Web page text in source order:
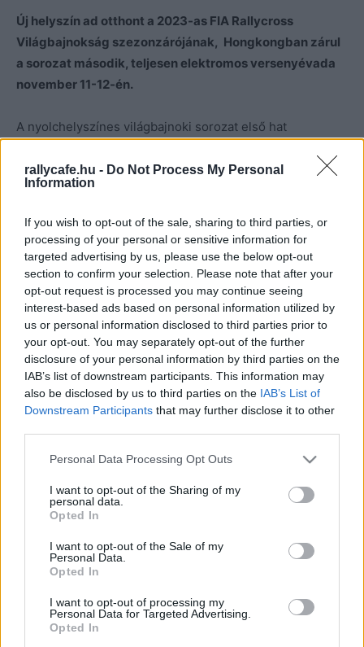
rallycafe.hu - Do Not Process My Personal
Information
If you wish to opt-out of the sale, sharing to third parties, or
processing of your personal or sensitive information for
targeted advertising by us, please use the below opt-out
section to confirm your selection. Please note that after your
opt-out request is processed you may continue seeing
interest-based ads based on personal information utilized by
us or personal information disclosed to third parties prior to
your opt-out. You may separately opt-out of the further
disclosure of your personal information by third parties on the
IAB’s list of downstream participants. This information may
also be disclosed by us to third parties on the IAB’s List of
Downstream Participants that may further disclose it to other
Please note that this website/app uses one or more Google
not limited to your visit or usage behaviour. You may click to
grant or deny consent to Google and its third-party tags to
use your data for below specified purposes in below Google
consent section.
Personal Data Processing Opt Outs
I want to opt-out of the Sharing of my
personal data.
Opted In
I want to opt-out of the Sale of my
Personal Data.
Opted In
I want to opt-out of processing my
Personal Data for Targeted Advertising.
Opted In
Új helyszín ad otthont a 2023-as FIA Rallycross
Világbajnokság szezonzárójának, Hongkongban zárul
a sorozat második, teljesen elektromos versenyévada
november 11-12-én.
A nyolchelyszínes világbajnoki sorozat első hat
kontinenseken átívelő utazásra a mezőny. A szezon
utolsó előtt hétvégéjén Dél-Afrikába, Cape Town-ba
A szezonzáró helyszínéről eddgi annyit lehetett tudni,
hogy az FIA Ázsiát vette célba, és a választás végül
Hongkongra esett, ahol szintén dupla hétvégével
fejeződik be a szezon.
Hongkong hosszabb időre része lesz a
versenynaptárnak, a szövetség hároméves
megállapodást kötött a szervezőkkel. A versenyt a
Victoria kikötő mellett, ahol egy teljesen új pálya ad
otthont a World RX történetének első városi futamainak.
lesz a 2023-as FIA Rallycross világbajnokság utolsó két
fordulójának helyszíne. Most, hogy itt vagyunk, láthatjuk,
hátteret biztosít a Victoria Harbour és a központi üzleti
negyed a nagy téttel bíró szezonzárónknak és az első